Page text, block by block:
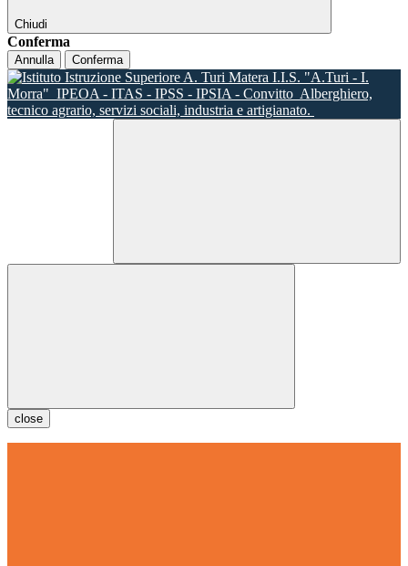
Chiudi
Conferma
Annulla Conferma
I.I.S. "A.Turi - I.
Morra" IPEOA - ITAS - IPSS - IPSIA - Convitto Alberghiero,
tecnico agrario, servizi sociali, industria e artigianato.
close